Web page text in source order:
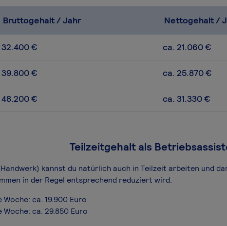
Bruttogehalt / Jahr Nettogehalt /
32.400 € ca. 21.060 €
39.800 € ca. 25.870 €
48.200 € ca. 31.330 €
Teilzeitgehalt als
kannst du natürlich auch in Teilzeit arbeiten und
in der Regel entsprechend reduziert wird.
ca. 19.900 Euro
ca. 29.850 Euro